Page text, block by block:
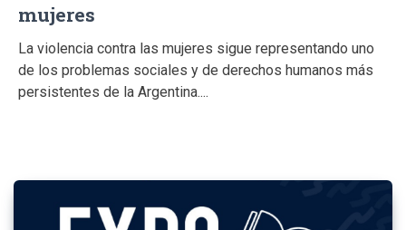
mujeres
La violencia contra las mujeres sigue representando uno
de los problemas sociales y de derechos humanos más
persistentes de la Argentina....